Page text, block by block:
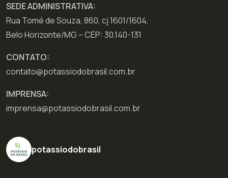
SEDE ADMINISTRATIVA:
Rua Tomé de Souza, 860, cj 1601/1604,
Belo Horizonte/MG – CEP: 30.140-131
CONTATO:
contato@potassiodobrasil.com.br
IMPRENSA:
imprensa@potassiodobrasil.com.br
potassiodobrasil